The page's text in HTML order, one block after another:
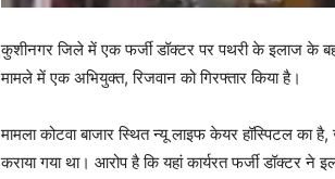
कुशीनगर जिले में एक फर्जी डॉक्टर पर पथरी के इलाज के
मामले में एक अभियुक्त, रिजवान को गिरफ्तार किया है।
मामला कोटवा बाजार स्थित न्यू लाइफ केयर हॉस्पिटल का
कराया गया था। आरोप है कि यहां कार्यरत फर्जी डॉक्टर ने